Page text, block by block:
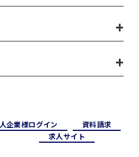
企業様ログイン
資料請求
求⼈サイト